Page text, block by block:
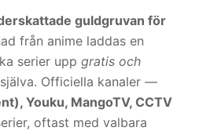
guldgruvan för
från anime laddas en
serier upp gratis och
Officiella kanaler —
Youku, MangoTV, CCTV
oftast med valbara